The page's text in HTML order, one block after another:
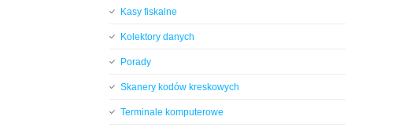
Kasy fiskalne
Kolektory danych
Porady
Skanery kodów kreskowych
Terminale komputerowe